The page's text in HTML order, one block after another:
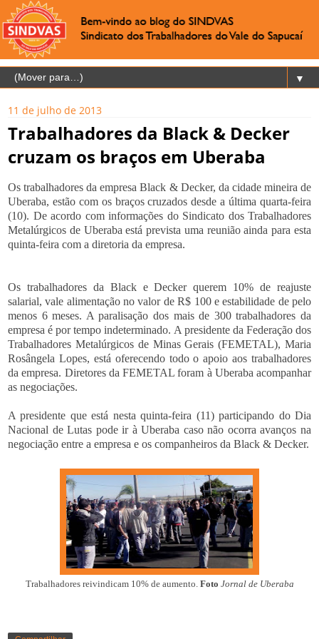
▼
11 de julho de 2013
Trabalhadores da Black & Decker
cruzam os braços em Uberaba
Os trabalhadores da empresa Black & Decker, da cidade mineira de
Uberaba, estão com os braços cruzados desde a última quarta-feira
(10). De acordo com informações do Sindicato dos Trabalhadores
Metalúrgicos de Uberaba está prevista uma reunião ainda para esta
quinta-feira com a diretoria da empresa.
Os trabalhadores da Black e Decker querem 10% de reajuste
salarial, vale alimentação no valor de R$ 100 e estabilidade de pelo
menos 6 meses. A paralisação dos mais de 300 trabalhadores da
empresa é por tempo indeterminado. A presidente da Federação dos
Trabalhadores Metalúrgicos de Minas Gerais (FEMETAL), Maria
Rosângela Lopes, está oferecendo todo o apoio aos trabalhadores
da empresa. Diretores da FEMETAL foram à Uberaba acompanhar
as negociações.
A presidente que está nesta quinta-feira (11) participando do Dia
Nacional de Lutas pode ir à Uberaba caso não ocorra avanços na
negociação entre a empresa e os companheiros da Black & Decker.
Trabalhadores reivindicam 10% de aumento. Foto Jornal de Uberaba